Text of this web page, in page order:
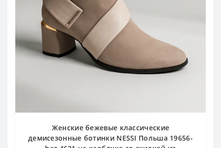
Женские бежевые классические
демисезонные ботинки NESSI Польша 19656-